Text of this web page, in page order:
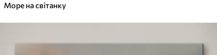
Море на світанку